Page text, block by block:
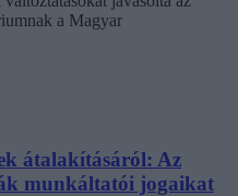
a Magyar
átalakításáról: Az
munkáltatói jogaikat